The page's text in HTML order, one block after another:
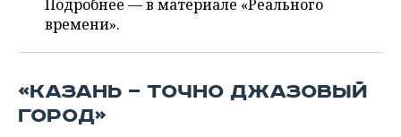
КИБЕРСПОРТ
ВОДНЫЕ ВИДЫ СПОРТА
ХОККЕЙ С МЯЧОМ
КУЛЬТУРА
ОБРАЗОВАНИЕ
ПРОИСШЕСТВИЯ
СПИСОК КОМПАНИЙ
Подробнее — в материале «Реального
времени».
«КАЗАНЬ — ТОЧНО ДЖАЗОВЫЙ
ГОРОД»